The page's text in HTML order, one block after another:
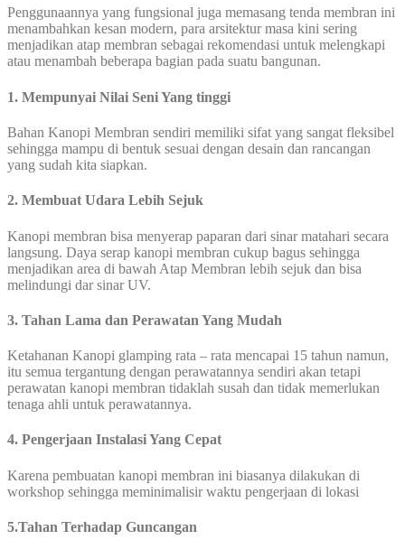
Penggunaannya yang fungsional juga memasang tenda membran ini
menambahkan kesan modern, para arsitektur masa kini sering
menjadikan atap membran sebagai rekomendasi untuk melengkapi
atau menambah beberapa bagian pada suatu bangunan.
1. Mempunyai Nilai Seni Yang tinggi
Bahan Kanopi Membran sendiri memiliki sifat yang sangat fleksibel
sehingga mampu di bentuk sesuai dengan desain dan rancangan
yang sudah kita siapkan.
2. Membuat Udara Lebih Sejuk
Kanopi membran bisa menyerap paparan dari sinar matahari secara
langsung. Daya serap kanopi membran cukup bagus sehingga
menjadikan area di bawah Atap Membran lebih sejuk dan bisa
melindungi dar sinar UV.
3. Tahan Lama dan Perawatan Yang Mudah
Ketahanan Kanopi glamping rata – rata mencapai 15 tahun namun,
itu semua tergantung dengan perawatannya sendiri akan tetapi
perawatan kanopi membran tidaklah susah dan tidak memerlukan
tenaga ahli untuk perawatannya.
4. Pengerjaan Instalasi Yang Cepat
Karena pembuatan kanopi membran ini biasanya dilakukan di
workshop sehingga meminimalisir waktu pengerjaan di lokasi
5.Tahan Terhadap Guncangan